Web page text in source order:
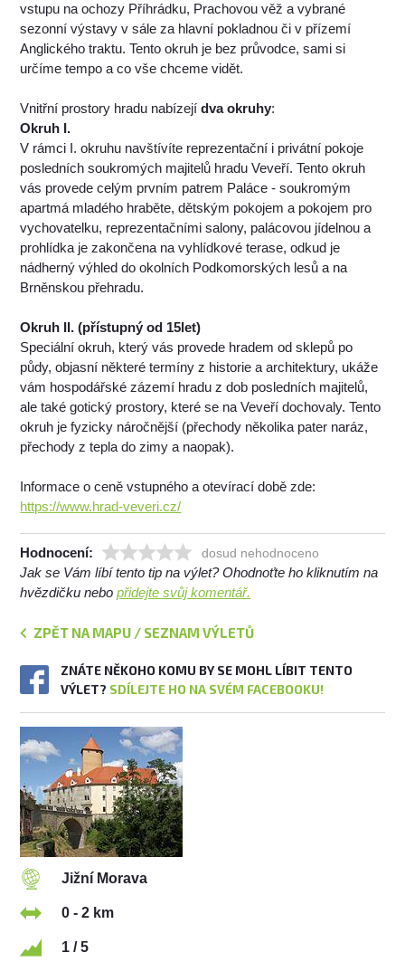
vstupu na ochozy Příhrádku, Prachovou věž a vybrané
sezonní výstavy v sále za hlavní pokladnou či v přízemí
Anglického traktu. Tento okruh je bez průvodce, sami si
určíme tempo a co vše chceme vidět.
Vnitřní prostory hradu nabízejídva okruhy:
Okruh I.
V rámci I. okruhu navštívíte reprezentační i privátní pokoje
posledních soukromých majitelů hradu Veveří. Tento okruh
vás provede celým prvním patrem Paláce - soukromým
apartmá mladého hraběte, dětským pokojem a pokojem pro
vychovatelku, reprezentačními salony, palácovou jídelnou a
prohlídka je zakončena na vyhlídkové terase, odkud je
nádherný výhled do okolních Podkomorských lesů a na
Brněnskou přehradu.
Okruh II. (přístupný od 15let)
Speciální okruh, který vás provede hradem od sklepů po
půdy, objasní některé termíny z historie a architektury, ukáže
vám hospodářské zázemí hradu z dob posledních majitelů,
ale také gotický prostory, které se na Veveří dochovaly. Tento
okruh je fyzicky náročnější (přechody několika pater naráz,
přechody z tepla do zimy a naopak).
Informace o ceně vstupného a otevírací době zde:
https://www.hrad-veveri.cz/
Hodnocení: dosud nehodnoceno
Jak se Vám líbí tento tip na výlet? Ohodnoťte ho kliknutím na
hvězdičku nebopřidejte svůj komentář.
ZPĚT NA MAPU / SEZNAM VÝLETŮ
ZNÁTE NĚKOHO KOMU BY SE MOHL LÍBIT TENTO
VÝLET? SDÍLEJTE HO NA SVÉM FACEBOOKU!
Jižní Morava
0 - 2 km
1 / 5